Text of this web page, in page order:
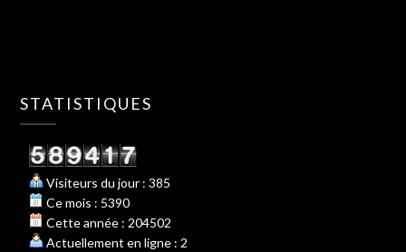
STATISTIQUES
Visiteurs du jour : 385
Ce mois : 5390
Cette année : 204502
Actuellement en ligne : 2